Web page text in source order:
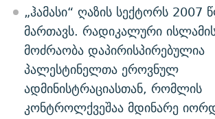
„ჰამასი“ ღაზის სექტორს 2007
მართავს. რადიკალური
მოძრაობა დაპირისპირებულია
პალესტინელთა ეროვნულ
ადმინისტრაციასთან, რომლის
კონტროლქვეშაა მდინარე